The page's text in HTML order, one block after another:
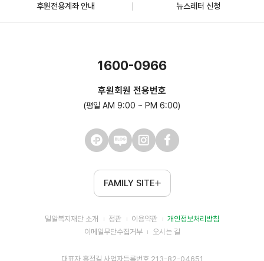
후원전용계좌 안내 뉴스레터 신청
1600-0966
후원회원 전용번호
(평일 AM 9:00 ~ PM 6:00)
FAMILY SITE
밀알복지재단 소개 정관 이용약관
개인정보처리방침
이메일무단수집거부
오시는 길
대표자 홍정길 사업자등록번호 213-82-04651